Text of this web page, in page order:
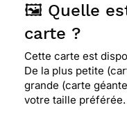
🖼️ Quelle
carte ?
Cette carte est
De la plus petite
grande (carte
votre taille préférée.